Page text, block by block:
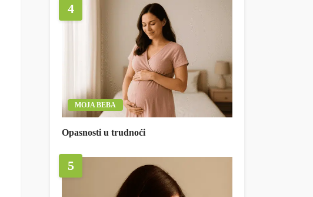
4
MOJA BEBA
Opasnosti u trudnoći
5